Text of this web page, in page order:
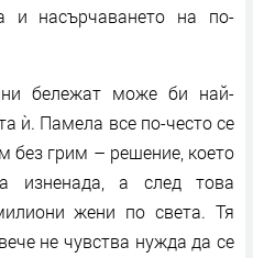
и насърчаването на по-
бележат може би най-
ѝ. Памела все по-често се
без грим – решение, което
изненада, а след това
жени по света. Тя
не чувства нужда да се